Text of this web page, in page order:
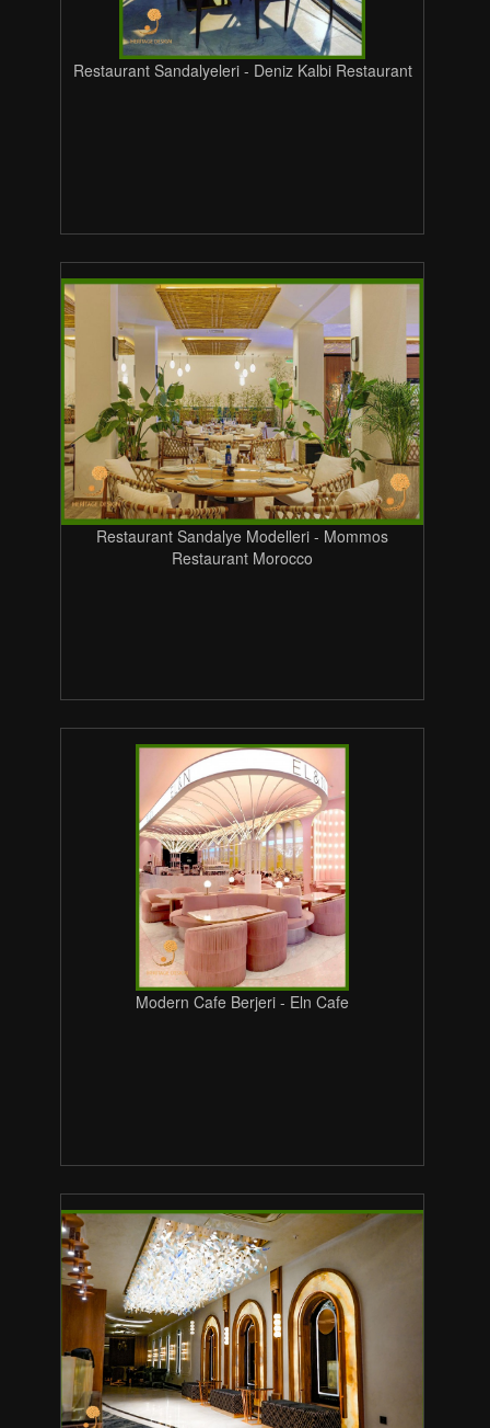
Restaurant Sandalyeleri - Deniz Kalbi Restaurant
Restaurant Sandalye Modelleri - Mommos
Restaurant Morocco
Modern Cafe Berjeri - Eln Cafe